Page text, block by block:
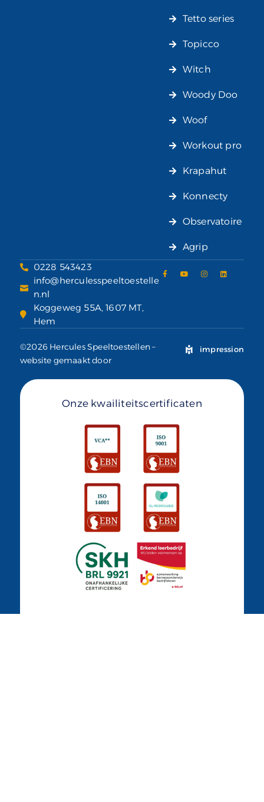
Tetto series
Topicco
Witch
Woody Doo
Woof
Workout pro
Krapahut
Konnecty
Observatoire
Agrip
0228 543423
info@herculesspeeltoestelle
n.nl
Koggeweg 55A, 1607 MT,
Hem
©2026 Hercules Speeltoestellen –
website gemaakt door
impression
Onze kwailiteitscertificaten